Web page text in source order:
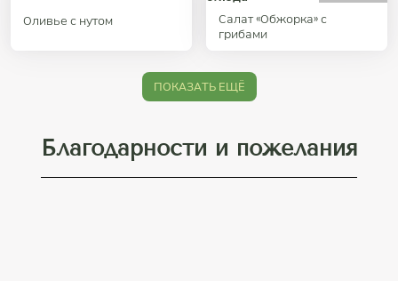
Оливье с нутом
Салат «Обжорка» с
грибами
ПОКАЗАТЬ ЕЩЁ
Благодарности и пожелания